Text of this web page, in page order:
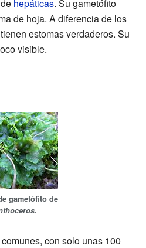
hepáticas. Su gametófito
de hoja. A diferencia de los
estomas verdaderos. Su
visible.
gametófito de
.
con solo unas 100